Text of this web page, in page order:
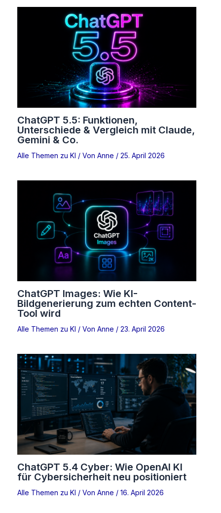
ChatGPT 5.5: Funktionen,
Unterschiede & Vergleich mit Claude,
Gemini & Co.
Alle Themen zu KI / Von Anne / 25. April 2026
ChatGPT Images: Wie KI-
Bildgenerierung zum echten Content-
Tool wird
Alle Themen zu KI / Von Anne / 23. April 2026
ChatGPT 5.4 Cyber: Wie OpenAI KI
für Cybersicherheit neu positioniert
Alle Themen zu KI / Von Anne / 16. April 2026